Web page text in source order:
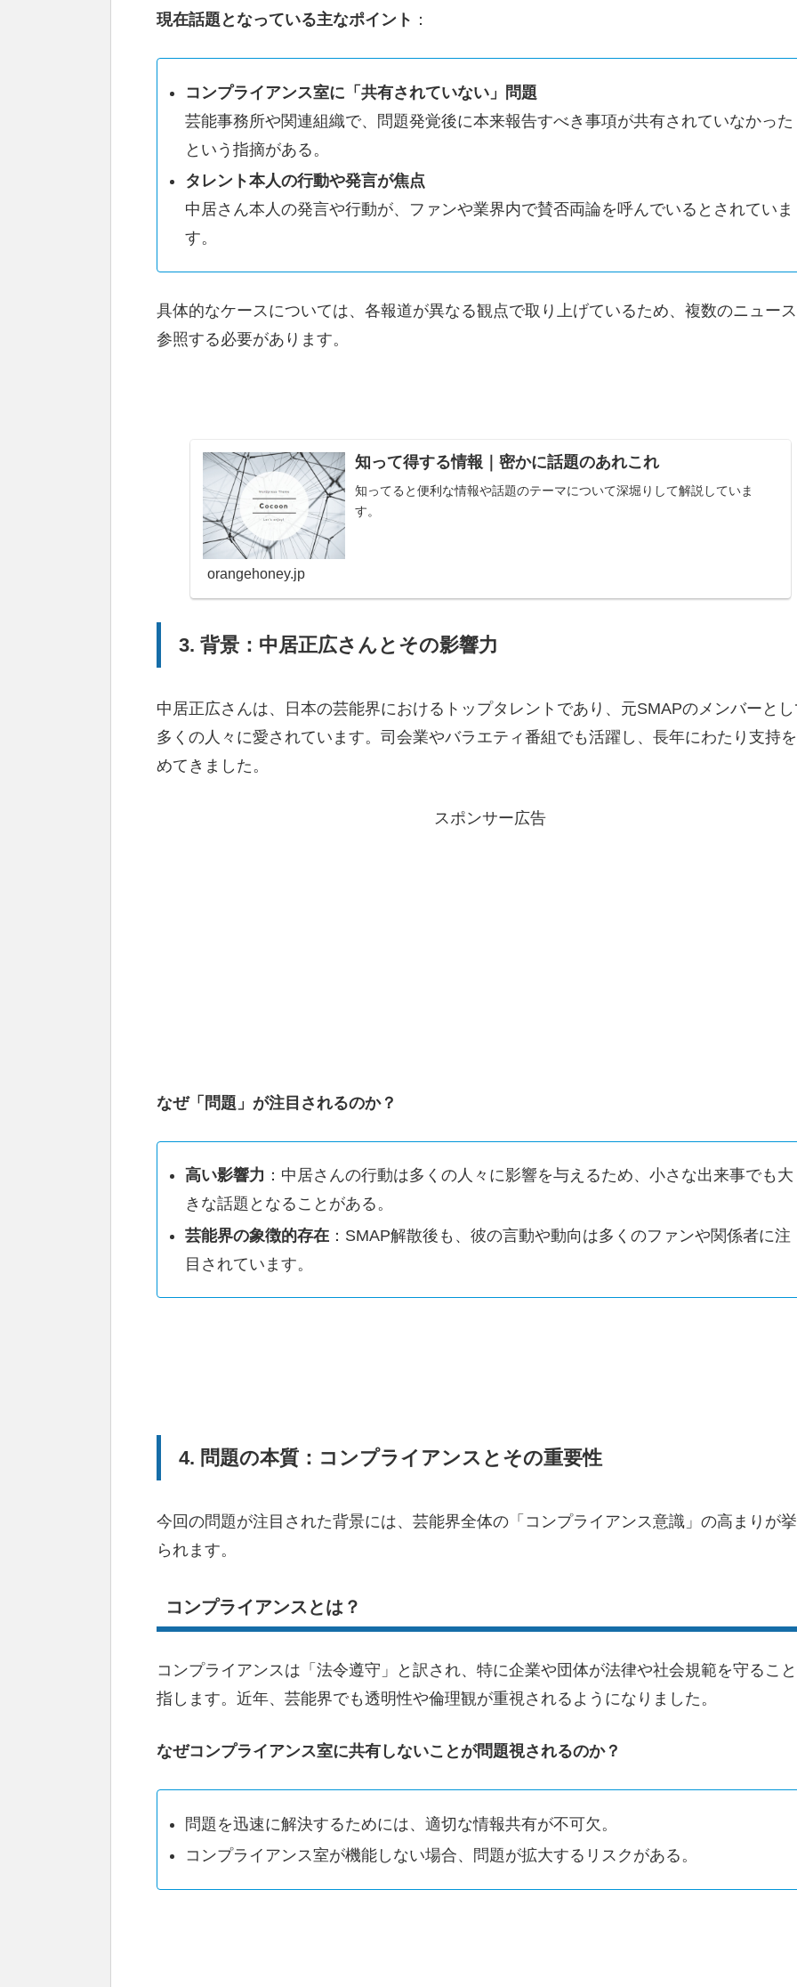
現在話題となっている主なポイント ：
コンプライアンス室に「共有されていない」問題
芸能事務所や関連組織で、問題発覚後に本来報告すべき事項が共有されていなかった
という指摘がある。
タレント本人の行動や発言が焦点
中居さん本人の発言や行動が、ファンや業界内で賛否両論を呼んでいるとされていま
す。
具体的なケースについては、各報道が異なる観点で取り上げているため、複数のニュー
参照する必要があります。
知って得する情報｜密かに話題のあれこれ
知ってると便利な情報や話題のテーマについて深堀りして解説していま
す。
orangehoney.jp
3. 背景：中居正広さんとその影響力
中居正広さんは、日本の芸能界におけるトップタレントであり、元SMAPのメンバーと
多くの人々に愛されています。司会業やバラエティ番組でも活躍し、長年にわたり支持
めてきました。
スポンサー広告
なぜ「問題」が注目されるのか？
高い影響力 ：中居さんの行動は多くの人々に影響を与えるため、小さな出来事でも大
きな話題となることがある。
芸能界の象徴的存在：SMAP解散後も、彼の言動や動向は多くのファンや関係者に注
目されています。
4. 問題の本質：コンプライアンスとその重要性
今回の問題が注目された背景には、芸能界全体の「コンプライアンス意識」の高まりが
られます。
コンプライアンスとは？
コンプライアンスは「法令遵守」と訳され、特に企業や団体が法律や社会規範を守るこ
指します。近年、芸能界でも透明性や倫理観が重視されるようになりました。
なぜコンプライアンス室に共有しないことが問題視されるのか？
問題を迅速に解決するためには、適切な情報共有が不可欠。
コンプライアンス室が機能しない場合、問題が拡大するリスクがある。